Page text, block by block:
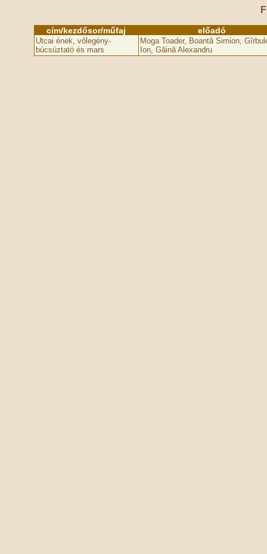
cím/kezdősor/műfaj előadó
Utcai ének, vőlegény-
búcsúztató és mars
Moga Toader, Boantă Simion,
Ion, Găină Alexandru